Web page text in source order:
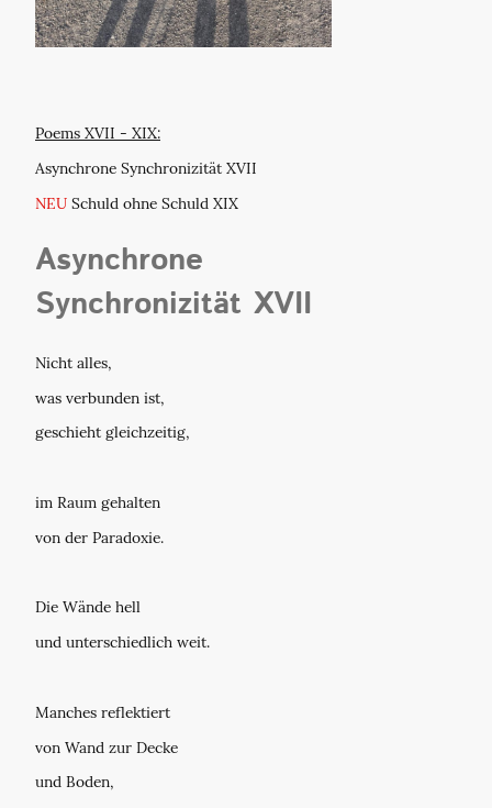
Poems XVII - XIX:
Asynchrone Synchronizität XVII
NEU Schuld ohne Schuld XIX
Asynchrone
Synchronizität XVII
Nicht alles,
was verbunden ist,
geschieht gleichzeitig,
im Raum gehalten
von der Paradoxie.
Die Wände hell
und unterschiedlich weit.
Manches reflektiert
von Wand zur Decke
und Boden,